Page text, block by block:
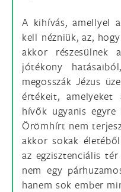
A kihívás, amellyel a
kell nézniük, az,
akkor részesülnek
jótékony
megosszák Jézus
értékeit,
hívők ugyanis
Örömhírt nem
akkor sokak
az egzisztenciális
nem egy
hanem sok ember